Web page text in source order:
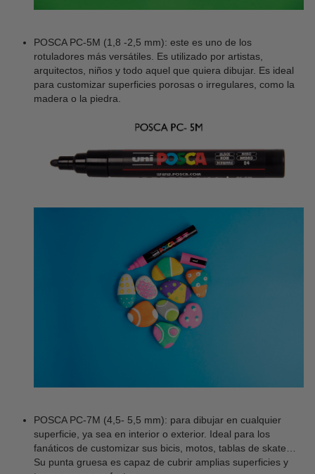
POSCA PC-5M (1,8 -2,5 mm): este es uno de los
rotuladores más versátiles. Es utilizado por artistas,
arquitectos, niños y todo aquel que quiera dibujar. Es ideal
para customizar superficies porosas o irregulares, como la
madera o la piedra.
POSCA PC-7M (4,5- 5,5 mm): para dibujar en cualquier
superficie, ya sea en interior o exterior. Ideal para los
fanáticos de customizar sus bicis, motos, tablas de skate…
Su punta gruesa es capaz de cubrir amplias superficies y